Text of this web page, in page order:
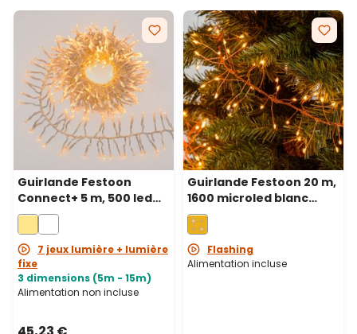
Guirlande Festoon
Connect+ 5 m, 500 led
blanc chaud, câble
transparent,
prolongeable
7 jeux lumière + lumière
fixe
3 dimensions (5m - 15m)
Alimentation non incluse
Guirlande Festoon 20 m,
1600 microled blanc
chaud traditionnel et
blanc chaud, câble
métallique cuivré
Flashing
Alimentation incluse